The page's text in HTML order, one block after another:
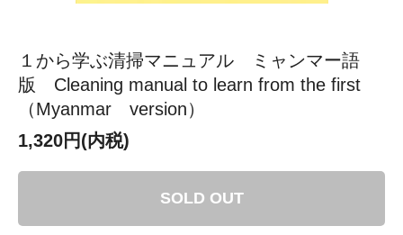
１から学ぶ清掃マニュアル ミャンマー語
版 Cleaning manual to learn from the first
（Myanmar version）
1,320円(内税)
SOLD OUT